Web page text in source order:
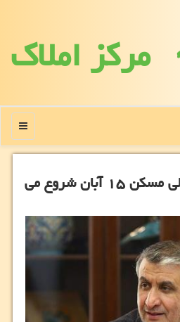
مركز املاك
منو
ثبت نام طرح اقدام ملی مسكن ۱۵ آبان شروع می